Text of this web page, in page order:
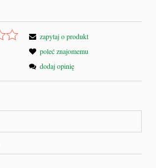
zapytaj o produkt
poleć znajomemu
dodaj opinię